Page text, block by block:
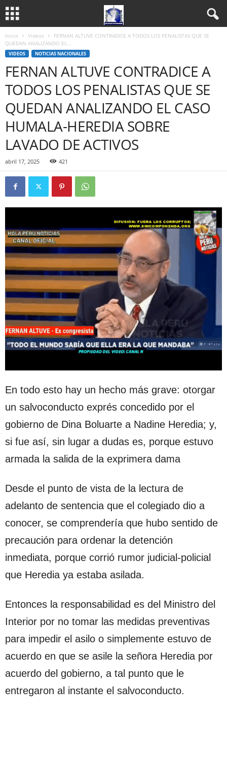
Inicio Videos
FERNAN ALTUVE CONTRADICE A TODOS LOS PENALISTAS QUE SE
QUEDAN ANALIZANDO EL...
VIDEOS NOTICIAS NACIONALES
FERNAN ALTUVE CONTRADICE A
TODOS LOS PENALISTAS QUE SE
QUEDAN ANALIZANDO EL CASO
HUMALA-HEREDIA SOBRE
LAVADO DE ACTIVOS
abril 17, 2025 421
En todo esto hay un hecho más grave: otorgar
un salvoconducto exprés concedido por el
gobierno de Dina Boluarte a Nadine Heredia; y,
si fue así, sin lugar a dudas es, porque estuvo
armada la salida de la exprimera dama
Desde el punto de vista de la lectura de
adelanto de sentencia que el colegiado dio a
conocer, se comprendería que hubo sentido de
precaución para ordenar la detención
inmediata, porque corrió rumor judicial-policial
que Heredia ya estaba asilada.
Entonces la responsabilidad es del Ministro del
Interior por no tomar las medidas preventivas
para impedir el asilo o simplemente estuvo de
acuerdo en que se asile la señora Heredia por
acuerdo del gobierno, a tal punto que le
entregaron al instante el salvoconducto.